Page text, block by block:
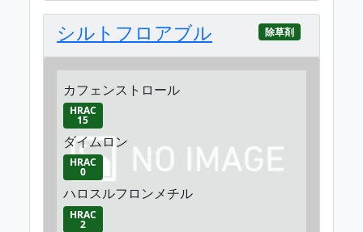
シルトフロアブル 除草剤
カフェンストロール
HRAC
15
ダイムロン
HRAC
0
ハロスルフロンメチル
HRAC
2